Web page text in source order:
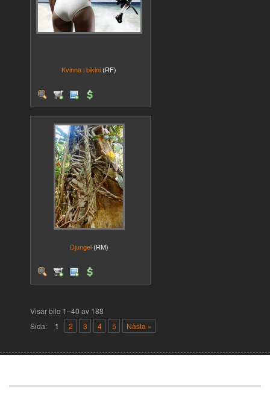
Kvinna i bikini (RF)
Djungel (RM)
Visar bild 1–40 av 188
Sida:
1 2 3 4 5 Nästa »